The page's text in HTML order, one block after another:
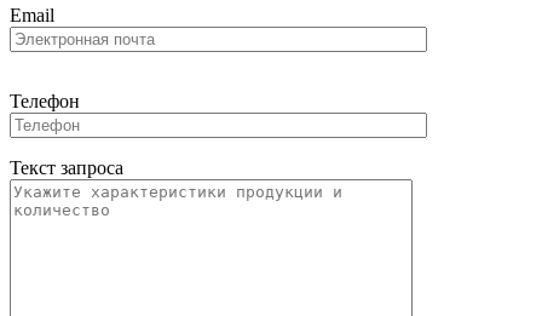
Email
Телефон
Текст запроса